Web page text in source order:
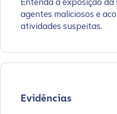
agentes maliciosos e
atividades suspeitas.
Evidências